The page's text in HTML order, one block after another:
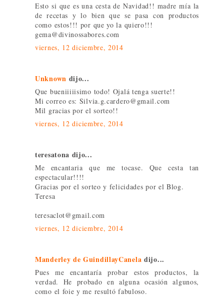
Esto si que es una cesta de Navidad!! madre mía la
de recetas y lo bien que se pasa con productos
como estos!!! por que yo la quiero!!!
gema@divinossabores.com
viernes, 12 diciembre, 2014
Unknown dijo...
Que bueniiiiisimo todo! Ojalá tenga suerte!!
Mi correo es: Silvia.g.cardero@gmail.com
Mil gracias por el sorteo!!
viernes, 12 diciembre, 2014
teresatona dijo...
Me encantaria que me tocase. Que cesta tan
espectacular!!!!
Gracias por el sorteo y felicidades por el Blog.
Teresa
teresaclot@gmail.com
viernes, 12 diciembre, 2014
Manderley de GuindillayCanela dijo...
Pues me encantaría probar estos productos, la
verdad. He probado en alguna ocasión algunos,
como el foie y me resultó fabuloso.